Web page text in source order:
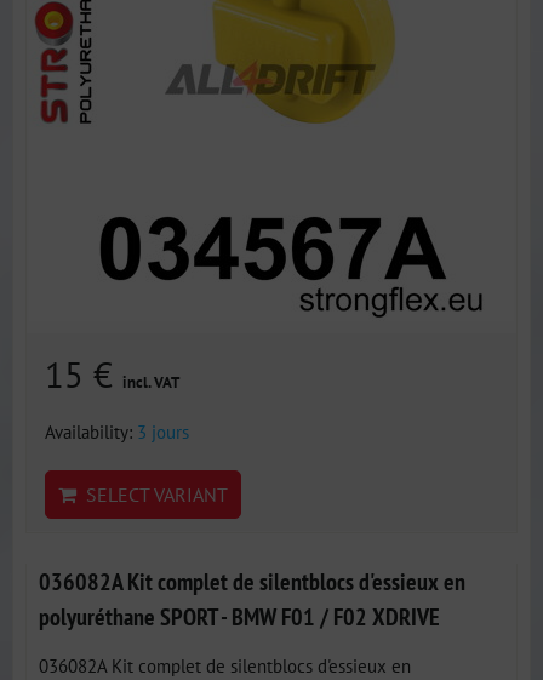
15 € incl. VAT
Availability: 3 jours
SELECT VARIANT
036082A Kit complet de silentblocs d'essieux en
polyuréthane SPORT - BMW F01 / F02 XDRIVE
036082A Kit complet de silentblocs d'essieux en